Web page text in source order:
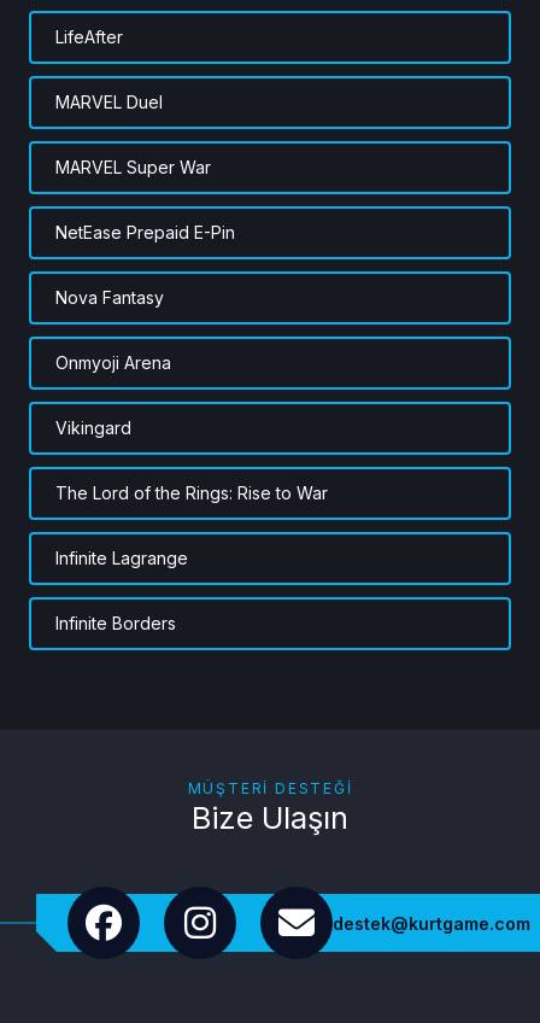
LifeAfter
MARVEL Duel
MARVEL Super War
NetEase Prepaid E-Pin
Nova Fantasy
Onmyoji Arena
Vikingard
The Lord of the Rings: Rise to War
Infinite Lagrange
Infinite Borders
MÜŞTERI DESTEĞI
Bize Ulaşın
destek@kurtgame.com